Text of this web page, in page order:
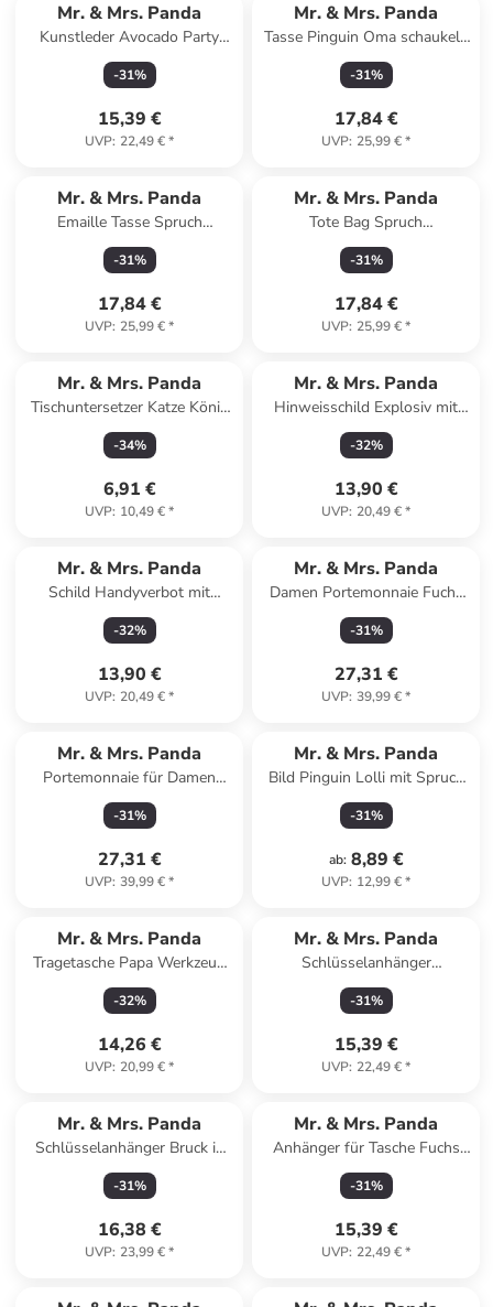
Mr. & Mrs. Panda
Kunstleder Avocado Party
ohne Spruch in Gelb Pastell
-31%
15,39 €
UVP: 22,49 €*
Mr. & Mrs. Panda
Tasse Pinguin Oma schaukeln
mit Spruch in Grau Pastell
-31%
17,84 €
UVP: 25,99 €*
Mr. & Mrs. Panda
Emaille Tasse Spruch
Erleuchtung und Freiheit m...
in Weiß
-31%
17,84 €
UVP: 25,99 €*
Mr. & Mrs. Panda
Tote Bag Spruch
Geborgenheit im Zuhause mit
Spruch in Sky Blue
-31%
17,84 €
UVP: 25,99 €*
Mr. & Mrs. Panda
Tischuntersetzer Katze König
ohne Spruch in Weiß
-34%
6,91 €
UVP: 10,49 €*
Mr. & Mrs. Panda
Hinweisschild Explosiv mit
Spruch in Keine Angabe
-32%
13,90 €
UVP: 20,49 €*
Mr. & Mrs. Panda
Schild Handyverbot mit
Spruch in Keine Angabe
-32%
13,90 €
UVP: 20,49 €*
Mr. & Mrs. Panda
Damen Portemonnaie Fuchs
Ballerina mit Spruch in Türkis
Pastell
-31%
27,31 €
UVP: 39,99 €*
Mr. & Mrs. Panda
Portemonnaie für Damen
Erdmännchen ohne Spruch in
Grau Pastell
-31%
27,31 €
UVP: 39,99 €*
Mr. & Mrs. Panda
Bild Pinguin Lolli mit Spruch
in Kreidetafel
-31%
ab: 8,89 €
UVP: 12,99 €*
Mr. & Mrs. Panda
Tragetasche Papa Werkzeug
mit Spruch in Schwarz
-32%
14,26 €
UVP: 20,99 €*
Mr. & Mrs. Panda
Schlüsselanhänger
Sternzeichen Fische ohne
Spruch in Sternenhimmel Blau
-31%
15,39 €
UVP: 22,49 €*
Mr. & Mrs. Panda
Schlüsselanhänger Bruck in
der Oberpfalz mit Sp... in
Braun
-31%
16,38 €
UVP: 23,99 €*
Mr. & Mrs. Panda
Anhänger für Tasche Fuchs
Koch ohne Spruch in Türkis
Pastell
-31%
15,39 €
UVP: 22,49 €*